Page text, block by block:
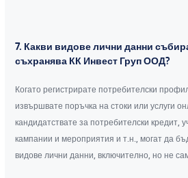
7. Какви видове лични данни
съхранява КК Инвест Груп ООД?
Когато регистрирате потребителски
извършвате поръчка на стоки или услуги
кандидатствате за потребителски кредит,
кампании и мероприятия и т.н., могат да
видове лични данни, включително, но не